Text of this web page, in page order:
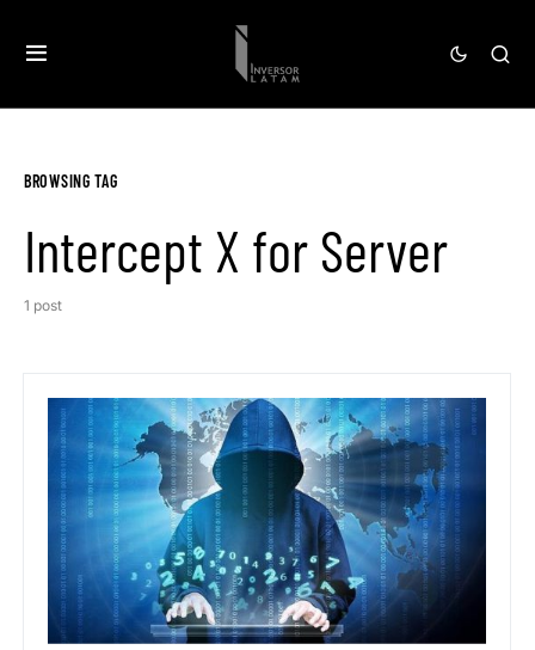
BROWSING TAG
Intercept X for Server
1 post